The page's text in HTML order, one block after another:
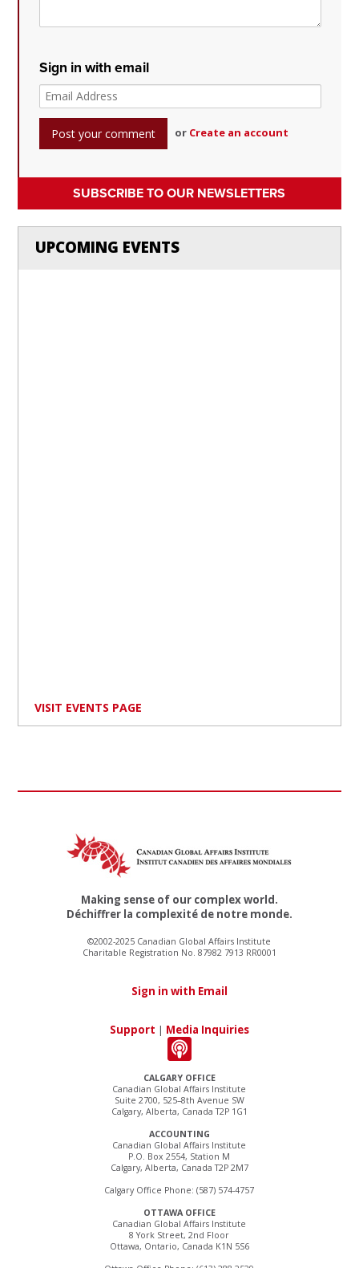
Sign in with email
or Create an account
SUBSCRIBE TO OUR NEWSLETTERS
UPCOMING EVENTS
VISIT EVENTS PAGE
CALGARY OFFICE
Canadian Global Affairs Institute
Suite 2700, 525–8th Avenue SW
Calgary, Alberta, Canada T2P 1G1
ACCOUNTING
Canadian Global Affairs Institute
P.O. Box 2554, Station M
Calgary, Alberta, Canada T2P 2M7
Calgary Office Phone: (587) 574-4757
OTTAWA OFFICE
Canadian Global Affairs Institute
8 York Street, 2nd Floor
Ottawa, Ontario, Canada K1N 5S6
Making sense of our complex world.
Déchiffrer la complexité de notre monde.
©2002-2025 Canadian Global Affairs Institute
Charitable Registration No. 87982 7913 RR0001
Sign in with Email
Support | Media Inquiries